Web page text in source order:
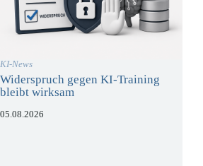
KI-News
Widerspruch gegen KI-Training
bleibt wirksam
05.08.2026